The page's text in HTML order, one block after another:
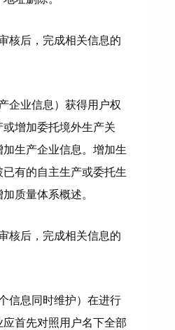
核后，完成相关信息的
企业信息）获得用户权
增加委托境外生产关
生产企业信息。增加生
有的自主生产或委托生
质量体系概述。
核后，完成相关信息的
信息同时维护）在进行
首先对照用户名下全部